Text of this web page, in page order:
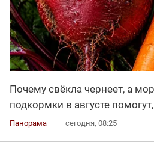
Почему свёкла чернеет, а
подкормки в августе
Панорама сегодня, 08:25